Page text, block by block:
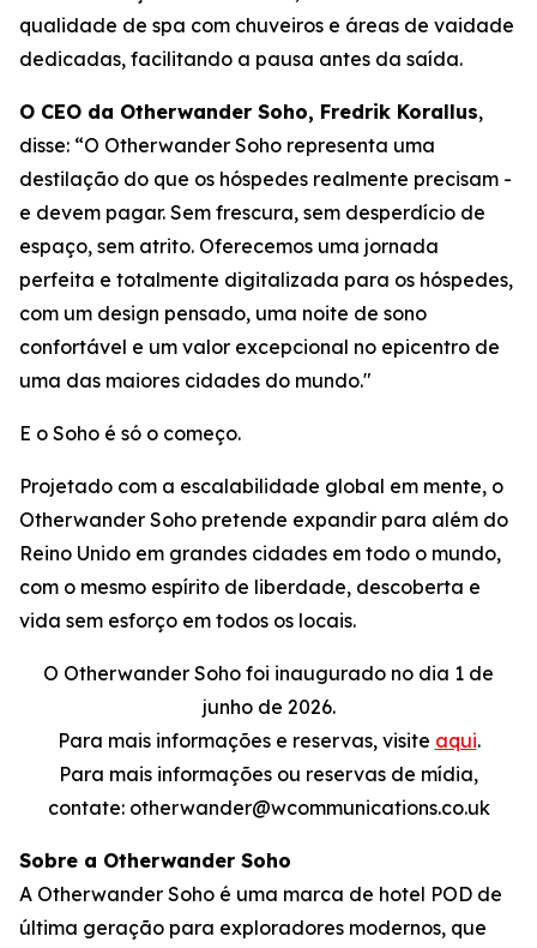
qualidade de spa com chuveiros e áreas de vaidade
dedicadas, facilitando a pausa antes da saída.
O CEO da Otherwander Soho, Fredrik Korallus,
disse: “O Otherwander Soho representa uma
destilação do que os hóspedes realmente precisam -
e devem pagar. Sem frescura, sem desperdício de
espaço, sem atrito. Oferecemos uma jornada
perfeita e totalmente digitalizada para os hóspedes,
com um design pensado, uma noite de sono
confortável e um valor excepcional no epicentro de
uma das maiores cidades do mundo."
E o Soho é só o começo.
Projetado com a escalabilidade global em mente, o
Otherwander Soho pretende expandir para além do
Reino Unido em grandes cidades em todo o mundo,
com o mesmo espírito de liberdade, descoberta e
vida sem esforço em todos os locais.
O Otherwander Soho foi inaugurado no dia 1 de
junho de 2026.
Para mais informações e reservas, visite aqui.
Para mais informações ou reservas de mídia,
contate: otherwander@wcommunications.co.uk
Sobre a Otherwander Soho
A Otherwander Soho é uma marca de hotel POD de
última geração para exploradores modernos, que